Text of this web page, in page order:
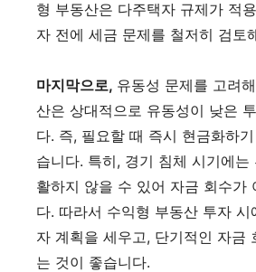
형 부동산은 다주택자 규제가 적
자 전에 세금 문제를 철저히 검토
마지막으로, 유동성 문제를 고려
산은 상대적으로 유동성이 낮은
다. 즉, 필요할 때 즉시 현금화하
습니다. 특히, 경기 침체 시기에는
활하지 않을 수 있어 자금 회수가
다. 따라서 수익형 부동산 투자 시
자 계획을 세우고, 단기적인 자금
는 것이 좋습니다.